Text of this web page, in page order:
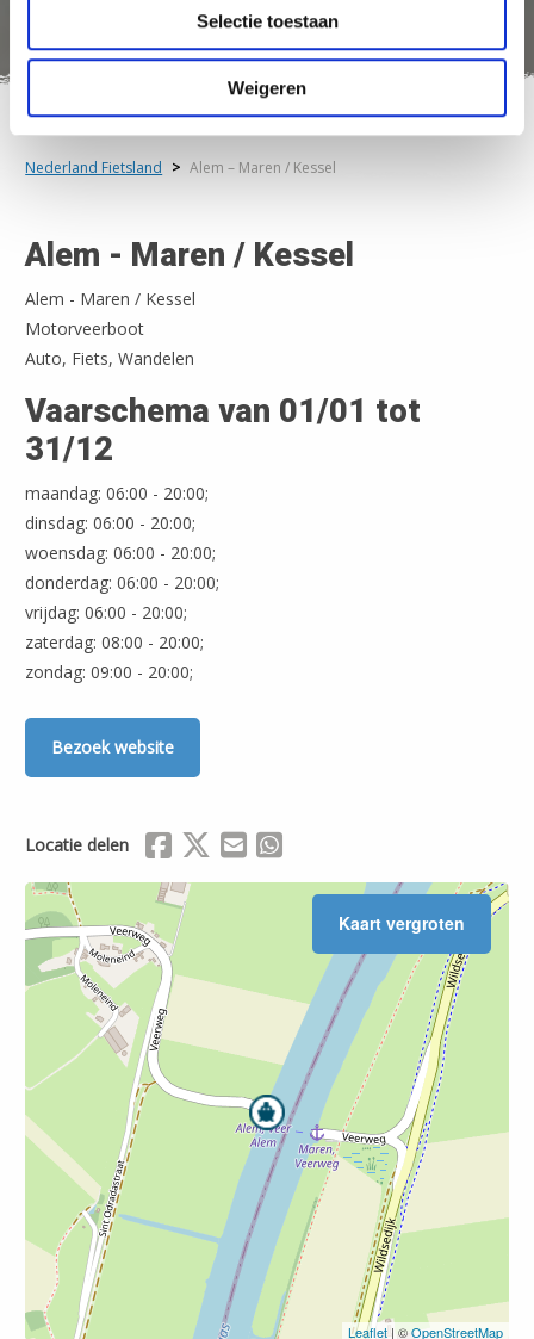
Selectie toestaan
Weigeren
Nederland Fietsland > Alem – Maren / Kessel
Alem - Maren / Kessel
Alem - Maren / Kessel
Motorveerboot
Auto, Fiets, Wandelen
Vaarschema van 01/01 tot
31/12
maandag: 06:00 - 20:00;
dinsdag: 06:00 - 20:00;
woensdag: 06:00 - 20:00;
donderdag: 06:00 - 20:00;
vrijdag: 06:00 - 20:00;
zaterdag: 08:00 - 20:00;
zondag: 09:00 - 20:00;
Bezoek website
Locatie delen Delen via Facebook
Delen via X (Twitter)
Delen via Mail
Kaart vergroten
Leaflet| ©OpenStreetMap